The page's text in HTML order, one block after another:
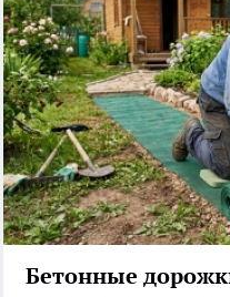
Бетонные